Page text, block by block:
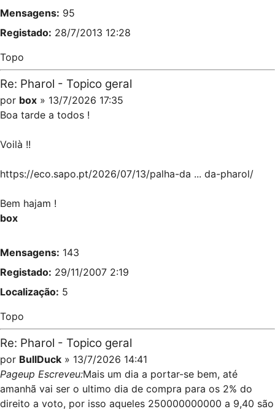
Mensagens: 95
Registado: 28/7/2013 12:28
Topo
Re: Pharol - Topico geral
por box » 13/7/2026 17:35
Boa tarde a todos !
Voilà !!
https://eco.sapo.pt/2026/07/13/palha-da ... da-pharol/
Bem hajam !
box
Mensagens: 143
Registado: 29/11/2007 2:19
Localização: 5
Topo
Re: Pharol - Topico geral
por BullDuck » 13/7/2026 14:41
Pageup Escreveu:Mais um dia a portar-se bem, até
amanhã vai ser o ultimo dia de compra para os 2% do
direito a voto, por isso aqueles 250000000000 a 9,40 são